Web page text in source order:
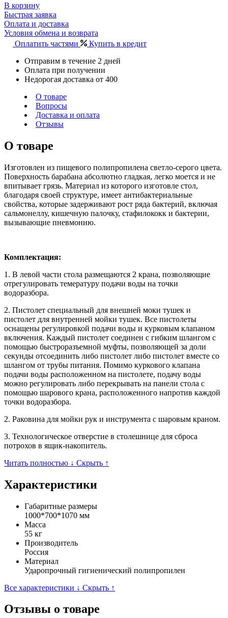
В корзину
Быстрая заявка
Оплата и доставка
Условия обмена и возврата
Оплатить частями
Купить в кредит
Отправим в течение 2 дней
Оплата при получении
Недорогая доставка от 400
О товаре
Вопросы
Доставка и оплата
Отзывы
О товаре
Изготовлен из пищевого полипропилена светло-серого цвета.
Поверхность барабана абсолютно гладкая, легко моется и не
впитывает грязь. Материал из которого изготовле стол,
благодаря своей структуре, имеет антибактериальные
свойства, которые задерживают рост ряда бактерий, включая
сальмонеллу, кишечную палочку, стафилококк и бактерии,
вызывающие пневмонию.
Комплектация:
1. В левой части стола размещаются 2 крана, позволяющие
отрегулировать темературу подачи воды на точки
водоразбора.
2. Пистолет специальный для внешней моки тушек и
пистолет для внутренней мойки тушек. Все пистолеты
оснащены регулировкой подачи воды и курковым клапаном
включения. Каждый пистолет соединен с гибким шлангом с
помощью быстроразъемной муфты, позволяющей за доли
секунды отсоединить либо пистолет либо пистолет вместе со
шлангом от трубы питания. Помимо куркового клапана
подачи воды расположенном на пистолете, подачу воды
можно регулировать либо перекрывать на панели стола с
помощью шарового крана, расположенного напротив каждой
точки водоразбора.
2. Раковина для мойки рук и инструмента с шаровым краном.
3. Технологическое отверстие в столешнице для сброса
потрохов в ящик-накопитель.
Читать полностью ↓ Скрыть ↑
Характеристики
Габаритные размеры
1000*700*1070 мм
Масса
55 кг
Производитель
Россия
Материал
Ударопрочный гигиенический полипропилен
Все характеристики ↓ Скрыть ↑
Отзывы о товаре